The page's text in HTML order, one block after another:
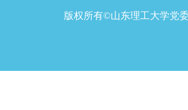
版权所有©山东理工大学党